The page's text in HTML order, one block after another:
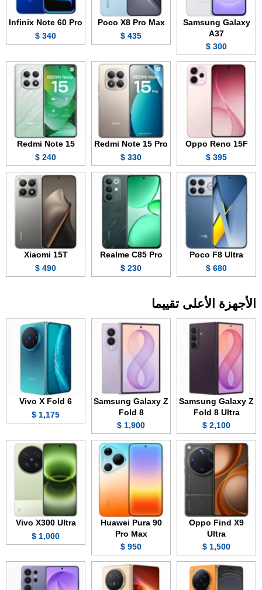
Samsung Galaxy
A37
300 $
Poco X8 Pro Max
435 $
Infinix Note 60 Pro
340 $
Oppo Reno 15F
395 $
Redmi Note 15 Pro
330 $
Redmi Note 15
240 $
Poco F8 Ultra
680 $
Realme C85 Pro
230 $
Xiaomi 15T
490 $
الأجهزة الأعلى تقييما
Samsung Galaxy Z
Fold 8 Ultra
2,100 $
Samsung Galaxy Z
Fold 8
1,900 $
Vivo X Fold 6
1,175 $
Oppo Find X9
Ultra
1,500 $
Huawei Pura 90
Pro Max
950 $
Vivo X300 Ultra
1,000 $